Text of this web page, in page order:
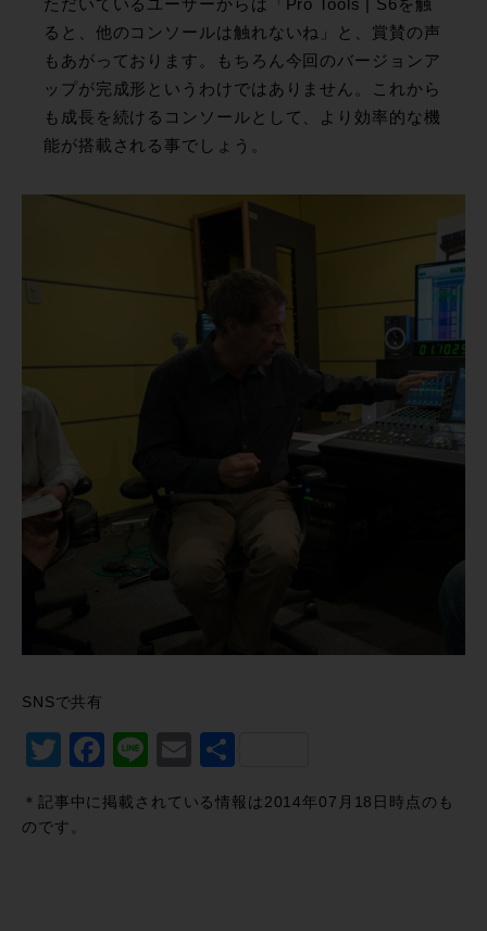
ただいているユーザーからは「Pro Tools | S6を触
ると、他のコンソールは触れないね」と、賞賛の声
もあがっております。もちろん今回のバージョンア
ップが完成形というわけではありません。これから
も成長を続けるコンソールとして、より効率的な機
能が搭載される事でしょう。
SNSで共有
Twitter
Facebook
LineEmail
＊記事中に掲載されている情報は2014年07月18日時点のも
のです。